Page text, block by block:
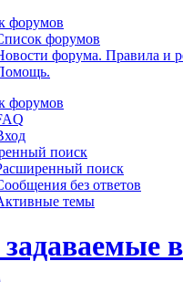
форумов
форумов
форума. Правила и
форумов
поиск
поиск
без ответов
темы